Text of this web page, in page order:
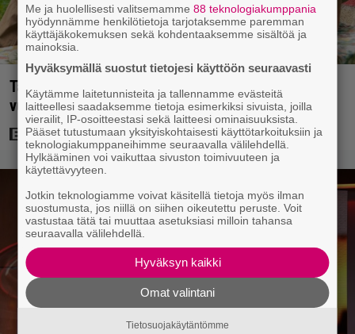
Tänään tv:ssä: Koskettava kotimainen elokuva
vuodelta 2020 – ”Tehty isolla sydämellä”
Me ja huolellisesti valitsemamme88 teknologiakumppania
hyödynnämme henkilötietoja tarjotaksemme paremman
käyttäjäkokemuksen sekä kohdentaaksemme sisältöä ja
mainoksia.
Hyväksymällä suostut tietojesi käyttöön seuraavasti
Käytämme laitetunnisteita ja tallennamme evästeitä
laitteellesi saadaksemme tietoja esimerkiksi sivuista, joilla
vierailit, IP-osoitteestasi sekä laitteesi ominaisuuksista.
Pääset tutustumaan yksityiskohtaisesti käyttötarkoituksiin ja
teknologiakumppaneihimme seuraavalla välilehdellä.
Hylkääminen voi vaikuttaa sivuston toimivuuteen ja
käytettävyyteen.
Jotkin teknologiamme voivat käsitellä tietoja myös ilman
suostumusta, jos niillä on siihen oikeutettu peruste. Voit
vastustaa tätä tai muuttaa asetuksiasi milloin tahansa
seuraavalla välilehdellä.
Hyväksyn kaikki
Omat valintani
Tietosuojakäytäntömme